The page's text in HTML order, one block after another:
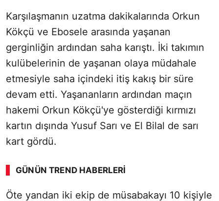
Karşılaşmanın uzatma dakikalarında Orkun
Kökçü ve Ebosele arasında yaşanan
gerginliğin ardından saha karıştı. İki takımın
kulübelerinin de yaşanan olaya müdahale
etmesiyle saha içindeki itiş kakış bir süre
devam etti. Yaşananların ardından maçın
hakemi Orkun Kökçü'ye gösterdiği kırmızı
kartın dışında Yusuf Sarı ve El Bilal de sarı
kart gördü.
GÜNÜN TREND HABERLERI
Öte yandan iki ekip de müsabakayı 10 kişiyle